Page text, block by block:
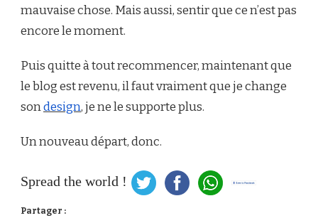
mauvaise chose. Mais aussi, sentir que ce n’est pas
encore le moment.
Puis quitte à tout recommencer, maintenant que
le blog est revenu, il faut vraiment que je change
sondesign, je ne le supporte plus.
Un nouveau départ, donc.
Spread the world !
Partager :